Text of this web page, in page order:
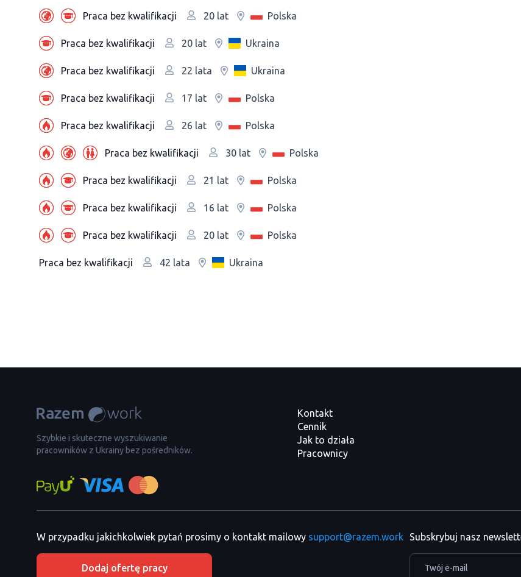
Praca bez kwalifikacji 20 lat Polska
Praca bez kwalifikacji 20 lat Ukraina
Praca bez kwalifikacji 22 lata Ukraina
Praca bez kwalifikacji 17 lat Polska
Praca bez kwalifikacji 26 lat Polska
Praca bez kwalifikacji 30 lat Polska
Praca bez kwalifikacji 21 lat Polska
Praca bez kwalifikacji 16 lat Polska
Praca bez kwalifikacji 20 lat Polska
Praca bez kwalifikacji 42 lata Ukraina
Szybkie i skuteczne wyszukiwanie
pracowników z Ukrainy bez pośredników.
Kontakt
Cennik
Jak to działa
Pracownicy
W przypadku jakichkolwiek pytań prosimy o kontakt mailowy support@razem.work
Dodaj ofertę pracy
Subskrybuj nasz